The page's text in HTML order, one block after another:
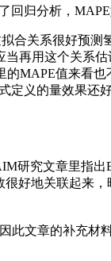
回归分析，
合关系很好预
再用这个关系
MAPE值来看
定义的量效果还好
研究文章里指出
好地关联起来
此文章的补充材